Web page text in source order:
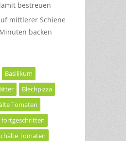
bestreuen
mittlerer Schiene
backen
Basilikum
Blechpizza
Tomaten
fortgeschritten
Tomaten